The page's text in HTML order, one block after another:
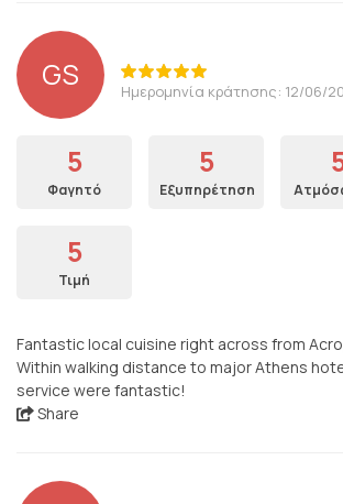
GS Ημερομηνία κράτησης: 12/06/
5
Φαγητό
5
Εξυπηρέτηση
5
Τιμή
Fantastic local cuisine right across from
Within walking distance to major Athens
service were fantastic!
Share